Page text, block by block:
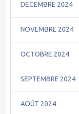
DECEMBRE 2024
NOVEMBRE 2024
OCTOBRE 2024
SEPTEMBRE 2024
AOÛT 2024